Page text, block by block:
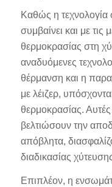
Καθώς η τεχνολογία
συμβαίνει και με τις
θερμοκρασίας στη
αναδυόμενες
θέρμανση και η
με λέιζερ,
θερμοκρασίας.
βελτιώσουν την
απόβλητα,
διαδικασίας
Επιπλέον, η